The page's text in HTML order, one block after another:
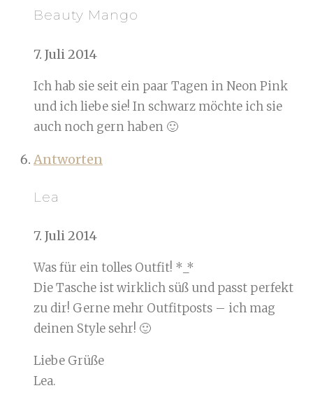
Beauty Mango
7. Juli 2014
Ich hab sie seit ein paar Tagen in Neon Pink
und ich liebe sie! In schwarz möchte ich sie
auch noch gern haben 🙂
Antworten
Lea
7. Juli 2014
Was für ein tolles Outfit! *_*
Die Tasche ist wirklich süß und passt perfekt
zu dir! Gerne mehr Outfitposts – ich mag
deinen Style sehr! 🙂
Liebe Grüße
Lea.